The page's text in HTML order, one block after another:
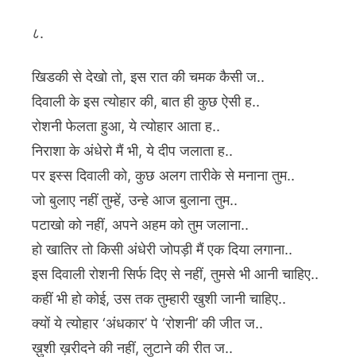
८.
खिडकी से देखो तो, इस रात की चमक कैसी ज..
दिवाली के इस त्योहार की, बात ही कुछ ऐसी ह..
रोशनी फेलता हुआ, ये त्योहार आता ह..
निराशा के अंधेरो मैं भी, ये दीप जलाता ह..
पर इस्स दिवाली को, कुछ अलग तारीके से मनाना तुम..
जो बुलाए नहीं तुम्हें, उन्हे आज बुलाना तुम..
पटाखो को नहीं, अपने अहम को तुम जलाना..
हो खातिर तो किसी अंधेरी जोपड़ी मैं एक दिया लगाना..
इस दिवाली रोशनी सिर्फ दिए से नहीं, तुमसे भी आनी चाहिए..
कहीं भी हो कोई, उस तक तुम्हारी खुशी जानी चाहिए..
क्यों ये त्योहार ‘अंधकार’ पे ‘रोशनी’ की जीत ज..
ख़ुशी ख़रीदने की नहीं, लुटाने की रीत ज..